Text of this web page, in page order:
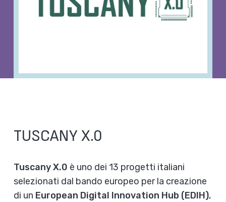
TUSCANY X.0
Tuscany X.0 è uno dei 13 progetti italiani
selezionati dal bando europeo per la creazione
di un European Digital Innovation Hub (EDIH),